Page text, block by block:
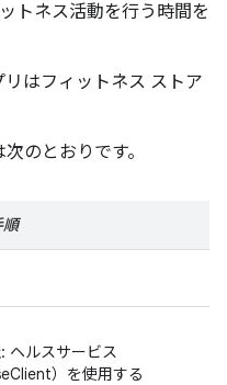
トネス活動を行う時間を
はフィットネス ストア
のとおりです。
ヘルスサービス
）を使用する